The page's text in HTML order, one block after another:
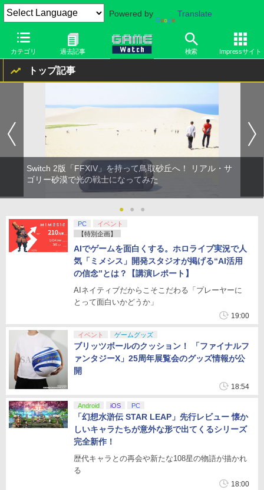
Powered by Translate
カテゴリ 過去記事 検索 Impressサイト
GAME Watch8月7日(金) 21:40 更新
トップ記事
Switch 2版「FFXIV」を持って鳥取砂丘へ！ リアル・サ
ゴリー砂漠で光の戦士になってみた
● ● ●
PC
イベント
【特別企画】
AIでゲームを面白くする。ホロライブ実況で人
気「ミメシス」開発スタジオが掲げる“AI活用
の信念”とは？【講演レポート】
AIネイティブだからこそこだわる「プレーヤーに
とって面白いかどうか」
19:00
イベント ゲームグッズ
ブリッツボールのクッション！ 「ファイナルフ
ァンタジーX」25周年展覧会のグッズ情報が公
開
18:54
Android iOS PC
「幻想水滸伝 STAR LEAP」先行レビュー 懐か
しいキャラたちが意外な形で出てくるシリーズ
完全新作！
歴代キャラとの再会や新たな108星の物語が描かれ
る
18:00